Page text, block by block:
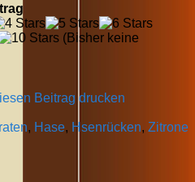
(Bisher keine
Beitrag drucken
, Hase, Hsenrücken, Zitrone